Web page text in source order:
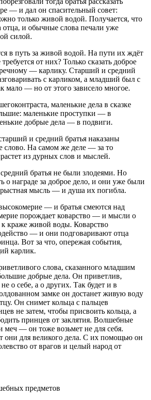
— и дал он спасительный совет:
только живой водой. Получается, что
отца, и обычные слова печали уже
силой.
в путь за живой водой. На пути их ждёт
от них? Только сказать доброе
— карлику. Старший и средний
с карликом, а младший был с
мало — но от этого зависело многое.
маленькие дела в сказке
маленькие проступки — в
добрые дела — в подвиги.
и средний братья наказаны
слово. На самом же деле — за то
из дурных слов и мыслей.
братья не были злодеями. Но
о награде за доброе дело, и они уже были
мысль — и душа их погибла.
— и братья смеются над
порождает коварство — и мысли о
к краже живой воды. Коварство
— и они подговаривают отца
Вот за что, опережая события,
карлик.
слова, сказанного младшим
добрые дела. Он приветлив,
о себе, а о других. Так будет и в
замке он достанет живую воду
Он снимет кольца с пальцев
не затем, чтобы присвоить кольца, а
принцев от заклятия. Волшебные
— он тоже возьмет не для себя.
они для великого дела. С их помощью он
от врагов и целый народ от
предметов